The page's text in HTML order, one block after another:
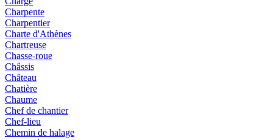
Charpente
Charpentier
Charte d'Athènes
Chartreuse
Chasse-roue
Châssis
Château
Chatière
Chaume
Chef de chantier
Chef-lieu
Chemin de halage